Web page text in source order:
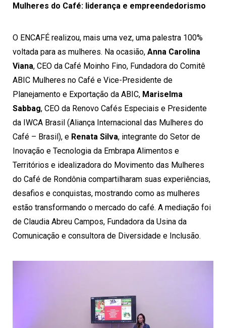
Mulheres do Café: liderança e empreendedorismo
O ENCAFÉ realizou, mais uma vez, uma palestra 100%
voltada para as mulheres. Na ocasião, Anna Carolina
Viana, CEO da Café Moinho Fino, Fundadora do Comitê
ABIC Mulheres no Café e Vice-Presidente de
Planejamento e Exportação da ABIC, Mariselma
Sabbag, CEO da Renovo Cafés Especiais e Presidente
da IWCA Brasil (Aliança Internacional das Mulheres do
Café – Brasil), e Renata Silva, integrante do Setor de
Inovação e Tecnologia da Embrapa Alimentos e
Territórios e idealizadora do Movimento das Mulheres
do Café de Rondônia compartilharam suas experiências,
desafios e conquistas, mostrando como as mulheres
estão transformando o mercado do café. A mediação foi
de Claudia Abreu Campos, Fundadora da Usina da
Comunicação e consultora de Diversidade e Inclusão.